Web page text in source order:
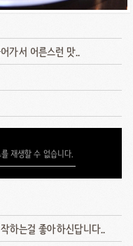
가서 어른스런 맛..
재생할 수 없습니다.
하는걸 좋아하신답니다..